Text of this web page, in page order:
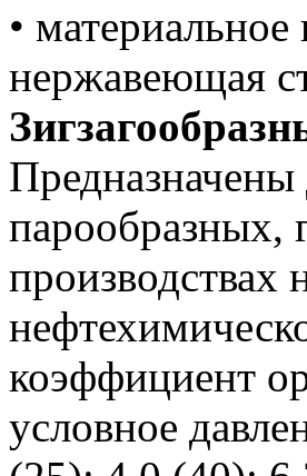
•
нержавеющая
парообразных,
производствах
коэффициент
условное